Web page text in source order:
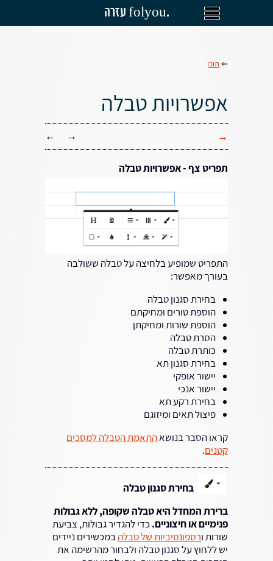
עזרה folyou.
⇐ תוכן
אפשרויות טבלה
→
→
←
תפריט צף - אפשרויות טבלה
התפריט שמופיע בלחיצה על טבלה ששולבה
בעורך מאפשר:
בחירת סגנון טבלה
הוספת טורים ומחיקתם
הוספת שורות ומחיקתן
הסרת טבלה
כותרת טבלה
בחירת סגנון תא
יישור אופקי
יישור אנכי
בחירת רקע תא
פיצול תאים ומיזוגם
קראו הסבר בנושאהתאמת הטבלה למסכים
קטנים.
בחירת סגנון טבלה
ברירת המחדל היא טבלה שקופה, ללא גבולות
פנימיים או חיצוניים. כדי להגדיר גבולות, צביעת
שורות ורספונסיביות של טבלהבמכשירים ניידים
יש ללחוץ על סגנון טבלה ולבחור מהרשימה את